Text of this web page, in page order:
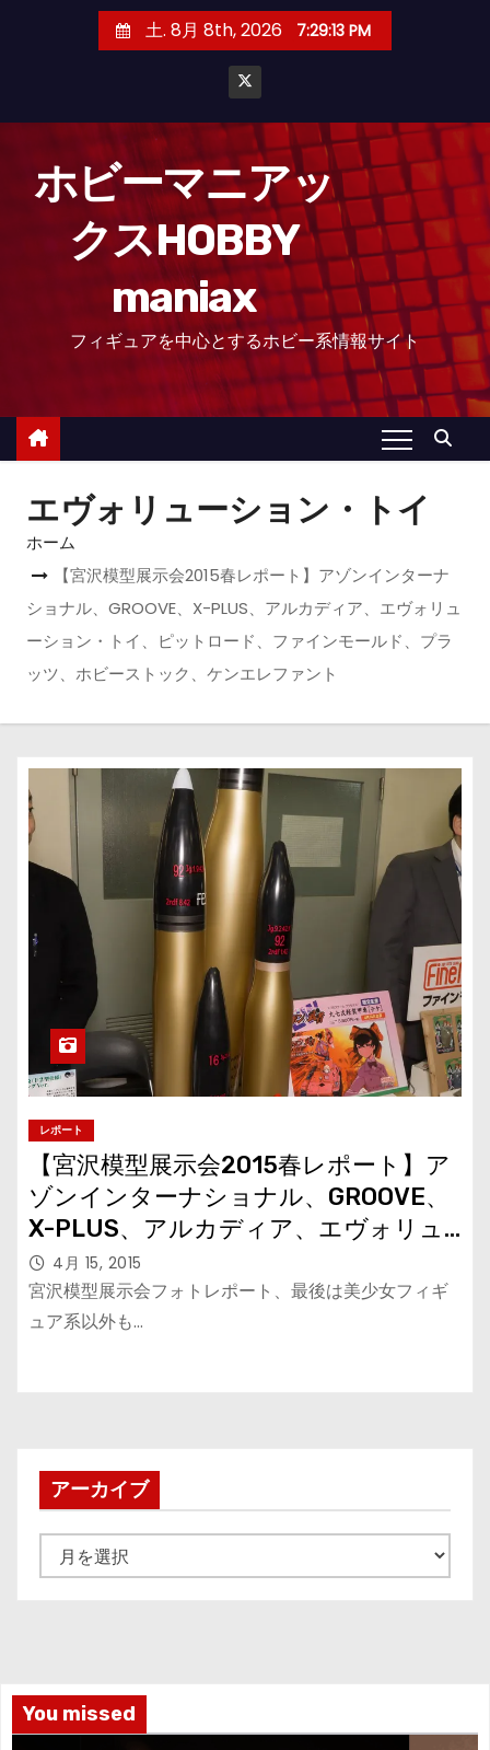
土. 8月 8th, 2026 7:29:14 PM
ホビーマニアッ
クスHOBBY
maniax
フィギュアを中心とするホビー系情報サイト
エヴォリューション・トイ
ホーム
【宮沢模型展示会2015春レポート】アゾンインターナ
ショナル、GROOVE、X-PLUS、アルカディア、エヴォリュ
ーション・トイ、ピットロード、ファインモールド、プラ
ッツ、ホビーストック、ケンエレファント
レポート
【宮沢模型展示会2015春レポート】ア
ゾンインターナショナル、GROOVE、
X-PLUS、アルカディア、エヴォリュ
ーション・トイ、ピットロード、ファ
インモールド、プラッツ、ホビースト
ック、ケンエレファント
4月 15, 2015
宮沢模型展示会フォトレポート、最後は美少女フィギ
ュア系以外も…
アーカイブ
ー
You missed